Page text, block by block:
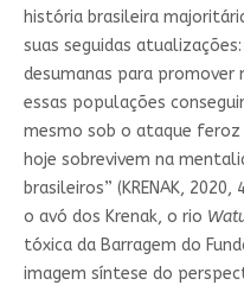
história brasileira
suas seguidas
desumanas para promover
essas populações
mesmo sob o ataque
hoje sobrevivem na
brasileiros” (KRENAK,
o avó dos Krenak, o rio
tóxica da Barragem do
imagem síntese do